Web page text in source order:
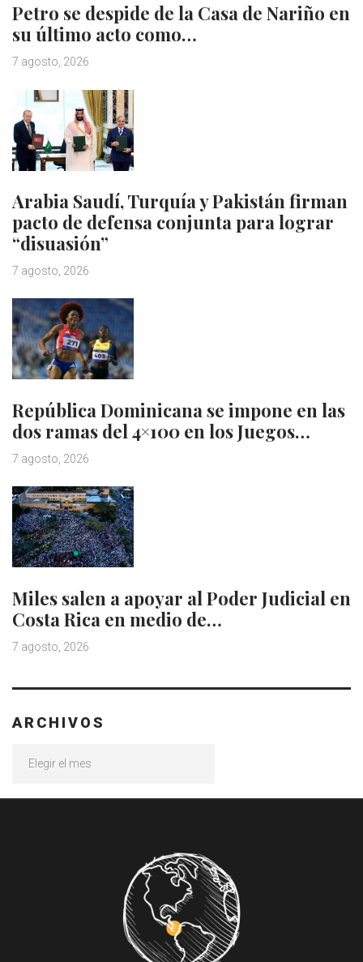
Petro se despide de la Casa de Nariño en
su último acto como…
7 agosto, 2026
Arabia Saudí, Turquía y Pakistán firman
pacto de defensa conjunta para lograr
“disuasión”
7 agosto, 2026
República Dominicana se impone en las
dos ramas del 4×100 en los Juegos…
7 agosto, 2026
Miles salen a apoyar al Poder Judicial en
Costa Rica en medio de…
7 agosto, 2026
ARCHIVOS